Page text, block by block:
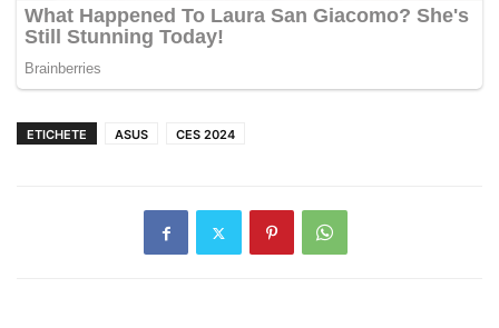
ETICHETE ASUS CES 2024